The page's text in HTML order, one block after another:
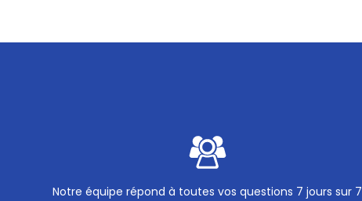
Notre équipe répond à toutes vos questions 7 jours sur 7